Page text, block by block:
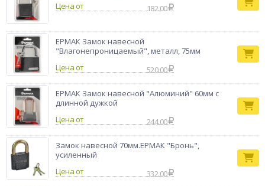
Цена от
182.00
ЕРМАК Замок навесной
"Влагонепроницаемый", металл, 75мм
Цена от
520.00
ЕРМАК Замок навесной "Алюминий" 60мм с
длинной дужкой
Цена от
244.00
Замок навесной 70мм.ЕРМАК "Бронь",
усиленный
Цена от
332.00